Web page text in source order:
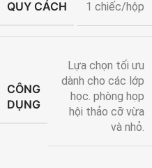
QUY CÁCH 1 chiếc/hộp
CÔNG
DỤNG
Lựa chọn tối ưu
dành cho các lớp
học. phòng họp
hội thảo cỡ vừa
và nhỏ.